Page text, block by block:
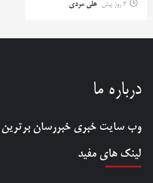
3 روز پیش
علی مردی
درباره ما
وب سایت خبری خبررسان
لینک های مفید